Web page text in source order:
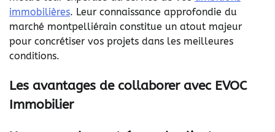
immobilières. Leur connaissance approfondie du
marché montpelliérain constitue un atout majeur
pour concrétiser vos projets dans les meilleures
conditions.
Les avantages de collaborer avec EVOC
Immobilier